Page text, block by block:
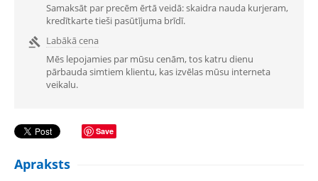
Samaksāt par precēm ērtā veidā: skaidra nauda kurjeram,
kredītkarte tieši pasūtījuma brīdī.

Labākā cena
Mēs lepojamies par mūsu cenām, tos katru dienu
pārbauda simtiem klientu, kas izvēlas mūsu interneta
veikalu.
Save
Apraksts